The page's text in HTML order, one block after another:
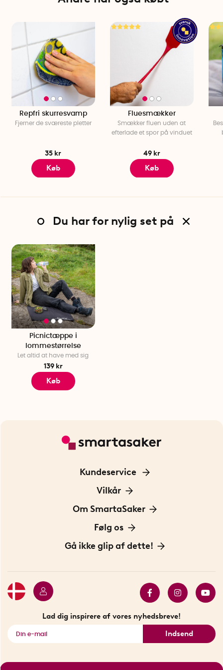
Repfri skurresvamp
Fjerner de sværeste pletter
35 kr
Køb
Fluesmækker
Smækker fluen uden at
efterlade et spor på vinduet
49 kr
Køb
Du har for nylig set på
Picnictæppe i
lommestørrelse
Let altid at have med sig
139 kr
Køb
Kundeservice
Kontakt os
Vilkår
Information om cookies
Privatlivspolitik
Om SmartaSaker
Om os
Vores historie
Følg os
Opfindere
Gå ikke glip af dette!
Se alle smarte produkter
Lad dig inspirere af vores nyhedsbreve!
Indsend